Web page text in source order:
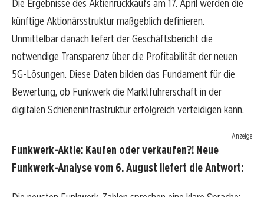
Die Ergebnisse des Aktienrückkaufs am 17. April werden die
künftige Aktionärsstruktur maßgeblich definieren.
Unmittelbar danach liefert der Geschäftsbericht die
notwendige Transparenz über die Profitabilität der neuen
5G-Lösungen. Diese Daten bilden das Fundament für die
Bewertung, ob Funkwerk die Marktführerschaft in der
digitalen Schieneninfrastruktur erfolgreich verteidigen kann.
Anzeige
Funkwerk-Aktie: Kaufen oder verkaufen?! Neue
Funkwerk-Analyse vom 6. August liefert die Antwort: